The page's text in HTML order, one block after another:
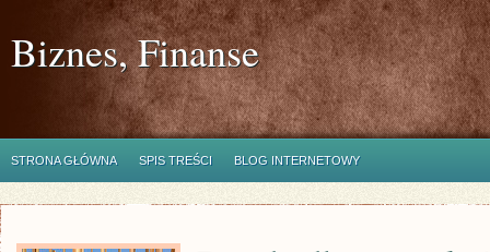
Biznes, Finanse
STRONA GŁÓWNA SPIS TREŚCI BLOG INTERNETOWY